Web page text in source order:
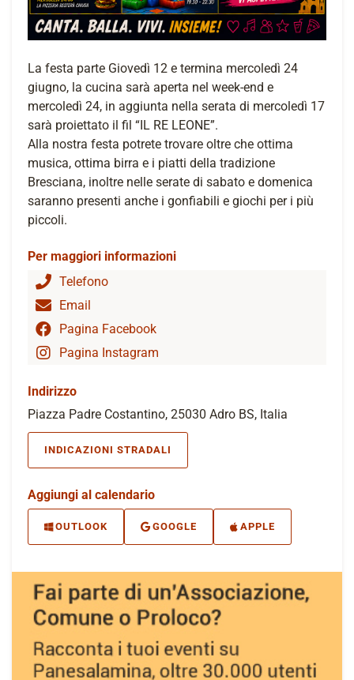
La festa parte Giovedì 12 e termina mercoledì 24
giugno, la cucina sarà aperta nel week-end e
mercoledì 24, in aggiunta nella serata di mercoledì 17
sarà proiettato il fil “IL RE LEONE”.
Alla nostra festa potrete trovare oltre che ottima
musica, ottima birra e i piatti della tradizione
Bresciana, inoltre nelle serate di sabato e domenica
saranno presenti anche i gonfiabili e giochi per i più
piccoli.
Per maggiori informazioni
Telefono
Email
Pagina Facebook
Pagina Instagram
Indirizzo
Piazza Padre Costantino, 25030 Adro BS, Italia
INDICAZIONI STRADALI
Aggiungi al calendario
OUTLOOK GOOGLE APPLE